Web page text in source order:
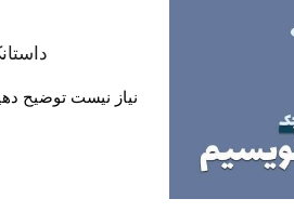
نیاز نیست توضیح